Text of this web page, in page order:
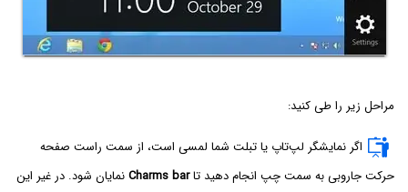
مراحل زیر را طی کنید:
اگر نمایشگر لپ‌تاپ یا تبلت شما لمسی است، از سمت راست صفحه
حرکت جاروبی به سمت چپ انجام دهید تاCharms barنمایان شود. در غیر این